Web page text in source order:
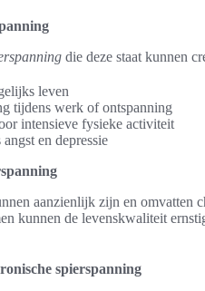
die deze staat kunnen
leven
tijdens werk of ontspanning
intensieve fysieke activiteit
en depressie
aanzienlijk zijn en omvatten
kunnen de levenskwaliteit
spierspanning